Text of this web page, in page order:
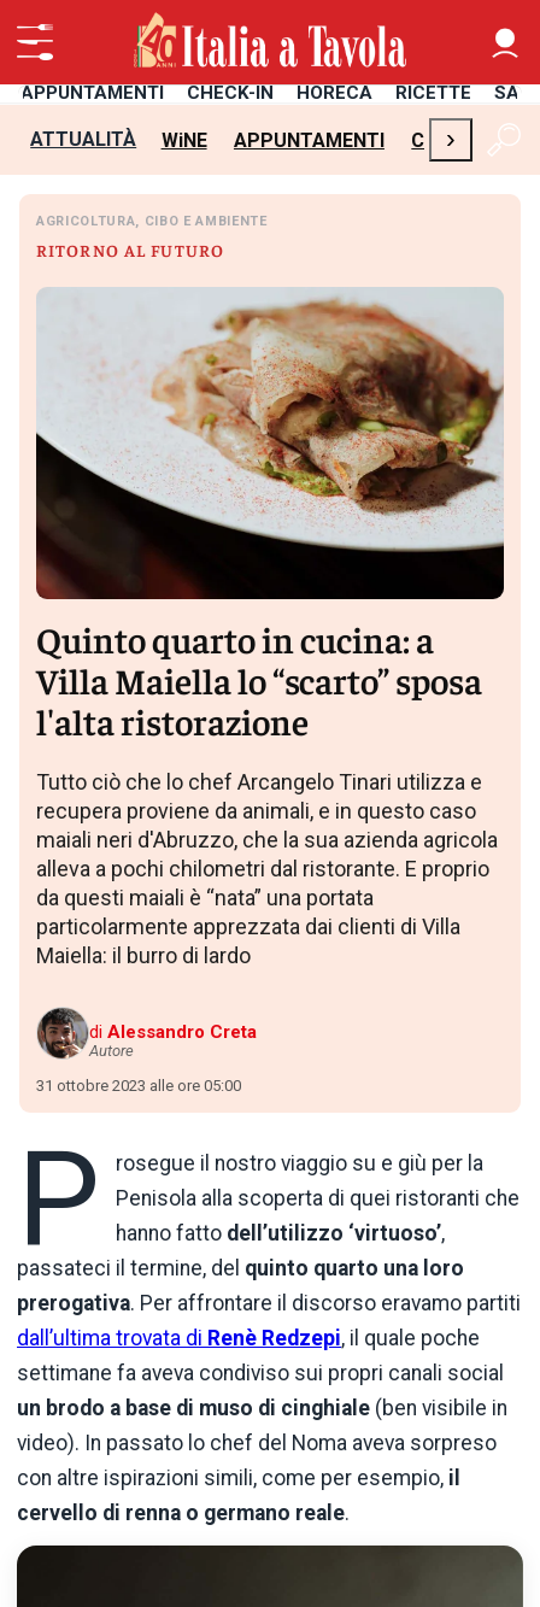
APPUNTAMENTI CHECK-IN HORECA RICETTE
ATTUALITÀ WiNE APPUNTAMENTI CHECK-IN
›
AGRICOLTURA, CIBO E AMBIENTE
RITORNO AL FUTURO
Quinto quarto in cucina: a
Villa Maiella lo “scarto” sposa
l'alta ristorazione
Tutto ciò che lo chef Arcangelo Tinari utilizza e
recupera proviene da animali, e in questo caso
maiali neri d'Abruzzo, che la sua azienda agricola
alleva a pochi chilometri dal ristorante. E proprio
da questi maiali è “nata” una portata
particolarmente apprezzata dai clienti di Villa
Maiella: il burro di lardo
di Alessandro Creta
Autore
31 ottobre 2023 alle ore 05:00
P
rosegue il nostro viaggio su e giù per la
Penisola alla scoperta di quei ristoranti che
hanno fatto dell’utilizzo ‘virtuoso’,
passateci il termine, del quinto quarto una loro
prerogativa. Per affrontare il discorso eravamo partiti
dall’ultima trovata di Renè Redzepi, il quale poche
settimane fa aveva condiviso sui propri canali social
un brodo a base di muso di cinghiale (ben visibile in
video). In passato lo chef del Noma aveva sorpreso
con altre ispirazioni simili, come per esempio, il
cervello di renna o germano reale.